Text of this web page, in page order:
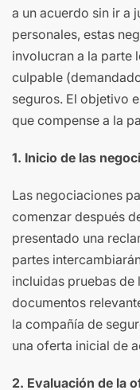
a un acuerdo sin ir a
personales, estas
involucran a la parte
culpable
seguros. El objetivo
que compense a la
1. Inicio de las
Las negociaciones
comenzar después
presentado una
partes
incluidas pruebas
documentos
la compañía de
una oferta inicial de
2. Evaluación de la